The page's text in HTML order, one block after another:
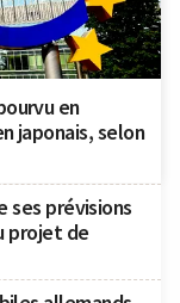
en
japonais, selon
ses prévisions
projet de